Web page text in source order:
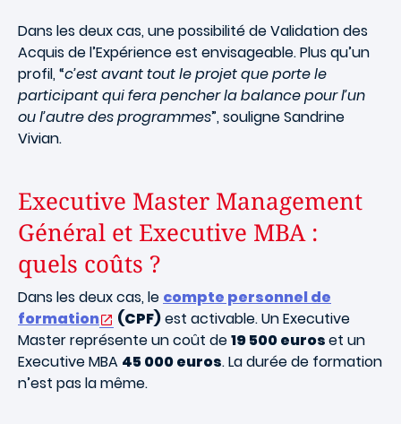
Dans les deux cas, une possibilité deValidation des
Acquis de l’Expérienceest envisageable. Plus qu’un
profil, “c’est avant tout le projet que porte le
participant qui fera pencher la balance pour l’un
ou l’autre des programmes”, souligne Sandrine
Vivian.
Executive Master Management
Général et Executive MBA :
quels coûts ?
Dans les deux cas, le compte personnel de
formation
(CPF)est activable. Un Executive
Master représente un coût de19 500 euroset un
Executive MBA 45 000 euros. La durée de formation
n’est pas la même.